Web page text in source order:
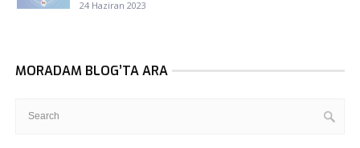
24 Haziran 2023
MORADAM BLOG’TA ARA